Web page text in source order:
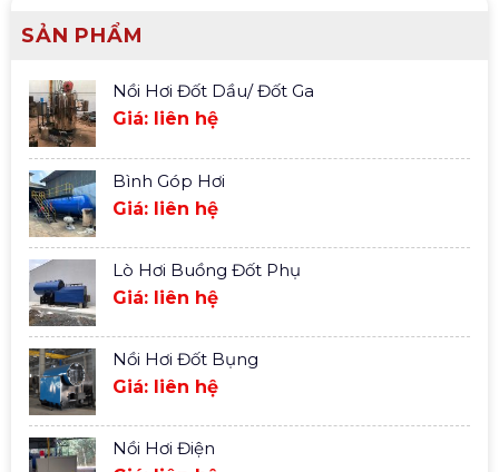
SẢN PHẨM
Nồi Hơi Đốt Dầu/ Đốt Ga
Giá: liên hệ
Bình Góp Hơi
Giá: liên hệ
Lò Hơi Buồng Đốt Phụ
Giá: liên hệ
Nồi Hơi Đốt Bụng
Giá: liên hệ
Nồi Hơi Điện